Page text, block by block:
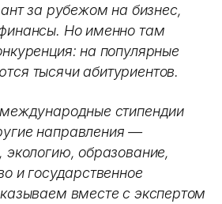
за рубежом на бизнес,
Но именно там
на популярные
тысячи абитуриентов.
стипендии
направления —
экологию, образование,
и государственное
вместе с экспертом